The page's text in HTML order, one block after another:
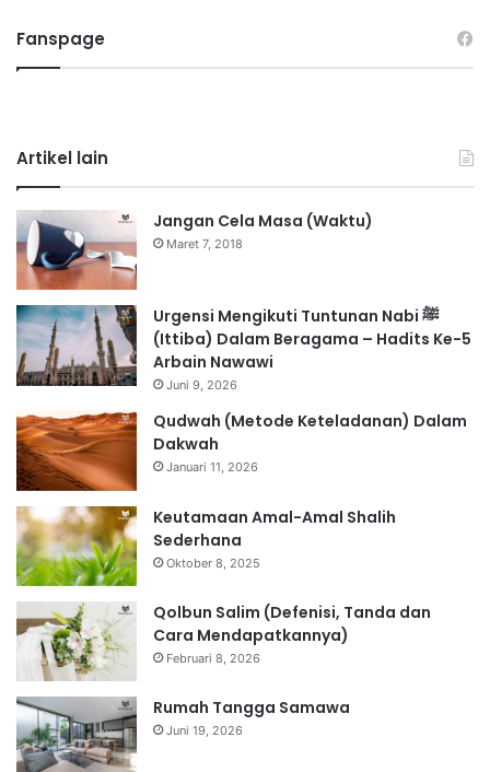
Fanspage
Artikel lain
Jangan Cela Masa (Waktu)
Maret 7, 2018
Urgensi Mengikuti Tuntunan Nabi ﷺ
(Ittiba) Dalam Beragama – Hadits Ke-5
Arbain Nawawi
Juni 9, 2026
Qudwah (Metode Keteladanan) Dalam
Dakwah
Januari 11, 2026
Keutamaan Amal-Amal Shalih
Sederhana
Oktober 8, 2025
Qolbun Salim (Defenisi, Tanda dan
Cara Mendapatkannya)
Februari 8, 2026
Rumah Tangga Samawa
Juni 19, 2026